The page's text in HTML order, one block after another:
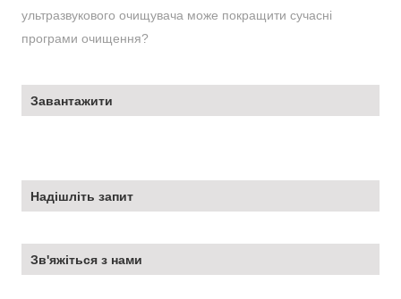
ультразвукового очищувача може покращити сучасні
програми очищення?
Завантажити
Надішліть запит
Зв'яжіться з нами